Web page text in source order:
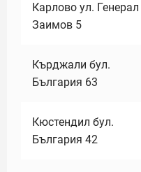
Карлово ул. Генерал
Заимов 5
Кърджали бул.
България 63
Кюстендил бул.
България 42